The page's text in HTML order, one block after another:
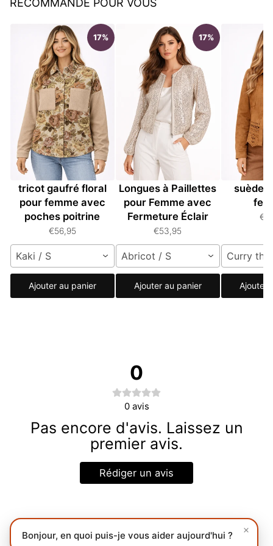
RECOMMANDÉ POUR VOUS
17%
Veste à boutons en
tricot gaufré floral
pour femme avec
poches poitrine
€56,95
Kaki / S
Ajouter au panier
17%
Veste à Manches
Longues à Paillettes
pour Femme avec
Fermeture Éclair
€53,95
Abricot / S
Ajouter au panier
Veste
suède
Curry
Ajouter
0
0 avis
Pas encore d'avis. Laissez un
premier avis.
Rédiger un avis
Bonjour, en quoi puis-je vous aider aujourd'hui ?